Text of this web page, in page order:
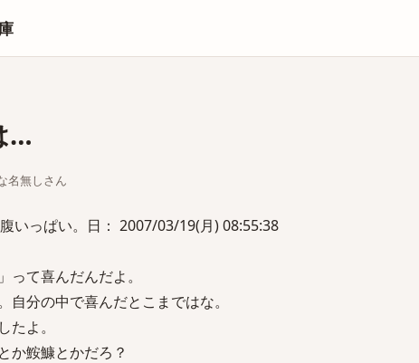
…
名無しさん
いっぱい。日： 2007/03/19(月) 08:55:38
て喜んだんだよ。
自分の中で喜んだとこまではな。
よ。
か鮟鱇とかだろ？